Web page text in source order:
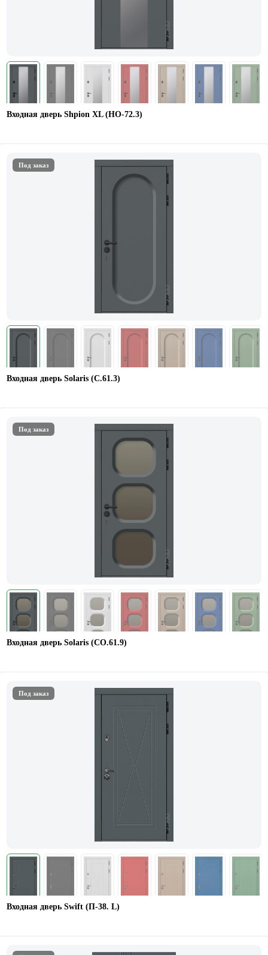
Входная дверь Shpion XL (НО-72.3)
Под заказ
Входная дверь Solaris (C.61.3)
Под заказ
Входная дверь Solaris (СО.61.9)
Под заказ
Входная дверь Swift (П-38. L)